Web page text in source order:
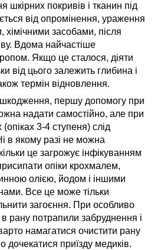
шкірних покривів і тканин під
від опромінення, ураження
засобами, після
Вдома найчастіше
Якщо це сталося, діяти
від цього залежить глибина і
термін відновлення.
першу допомогу при
надати самостійно, але при
3-4 ступеня) слід
в якому разі не можна
це загрожує інфікуванням
опіки крохмалем,
олією, йодом і іншими
Все це може тільки
загоєння. При особливо
в рану потрапили забруднення і
намагатися очистити рану
дочекатися приїзду медиків.